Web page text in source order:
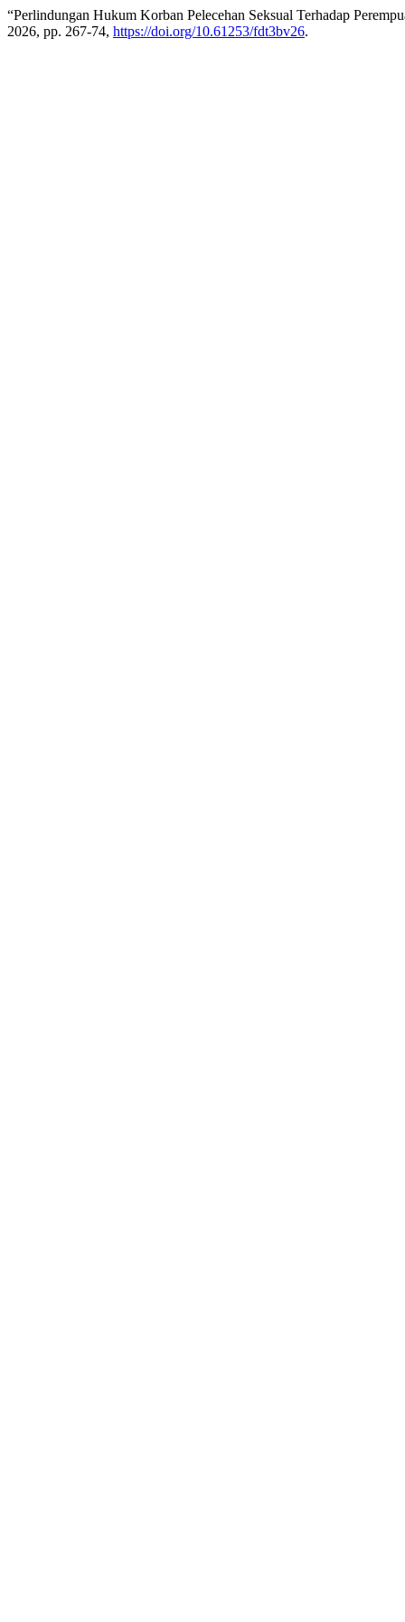
“Perlindungan Hukum Korban Pelecehan Seksual Terhadap
2026, pp. 267-74, https://doi.org/10.61253/fdt3bv26.